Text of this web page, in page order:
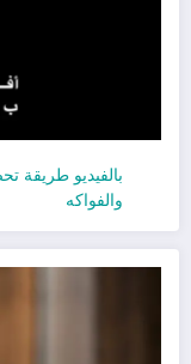
بالفيديو طريقة
والفواكه